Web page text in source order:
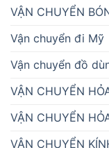
VẬN CHUYỂN
Vận chuyển đi Mỹ
Vận chuyển đồ
VẬN CHUYỂN
VẬN CHUYỂN
VẬN CHUYỂN